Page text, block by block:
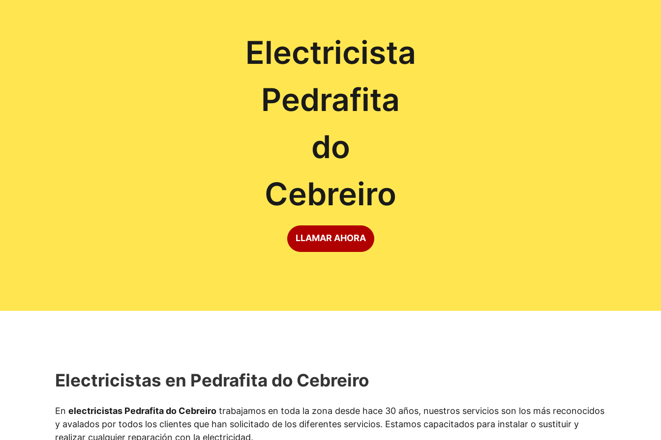
Electricista
Pedrafita
do
Cebreiro
LLAMAR AHORA
Electricistas en Pedrafita do Cebreiro
En electricistas Pedrafita do Cebreiro trabajamos en toda la zona desde hace 30 años, nuestros servicios son los más reconocidos
y avalados por todos los clientes que han solicitado de los diferentes servicios. Estamos capacitados para instalar o sustituir y
realizar cualquier reparación con la electricidad.